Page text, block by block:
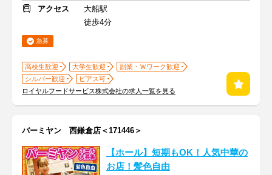
アクセス
大船駅
徒歩4分
急募
高校生歓迎 大学生歓迎
副業・Ｗワーク歓迎
シルバー歓迎
ピアス可
ロイヤルフードサービス株式会社の求人一覧を見る
バーミヤン 西鎌倉店＜171446＞
【ホール】短期もOK！人気中華の
お店！髪色自由